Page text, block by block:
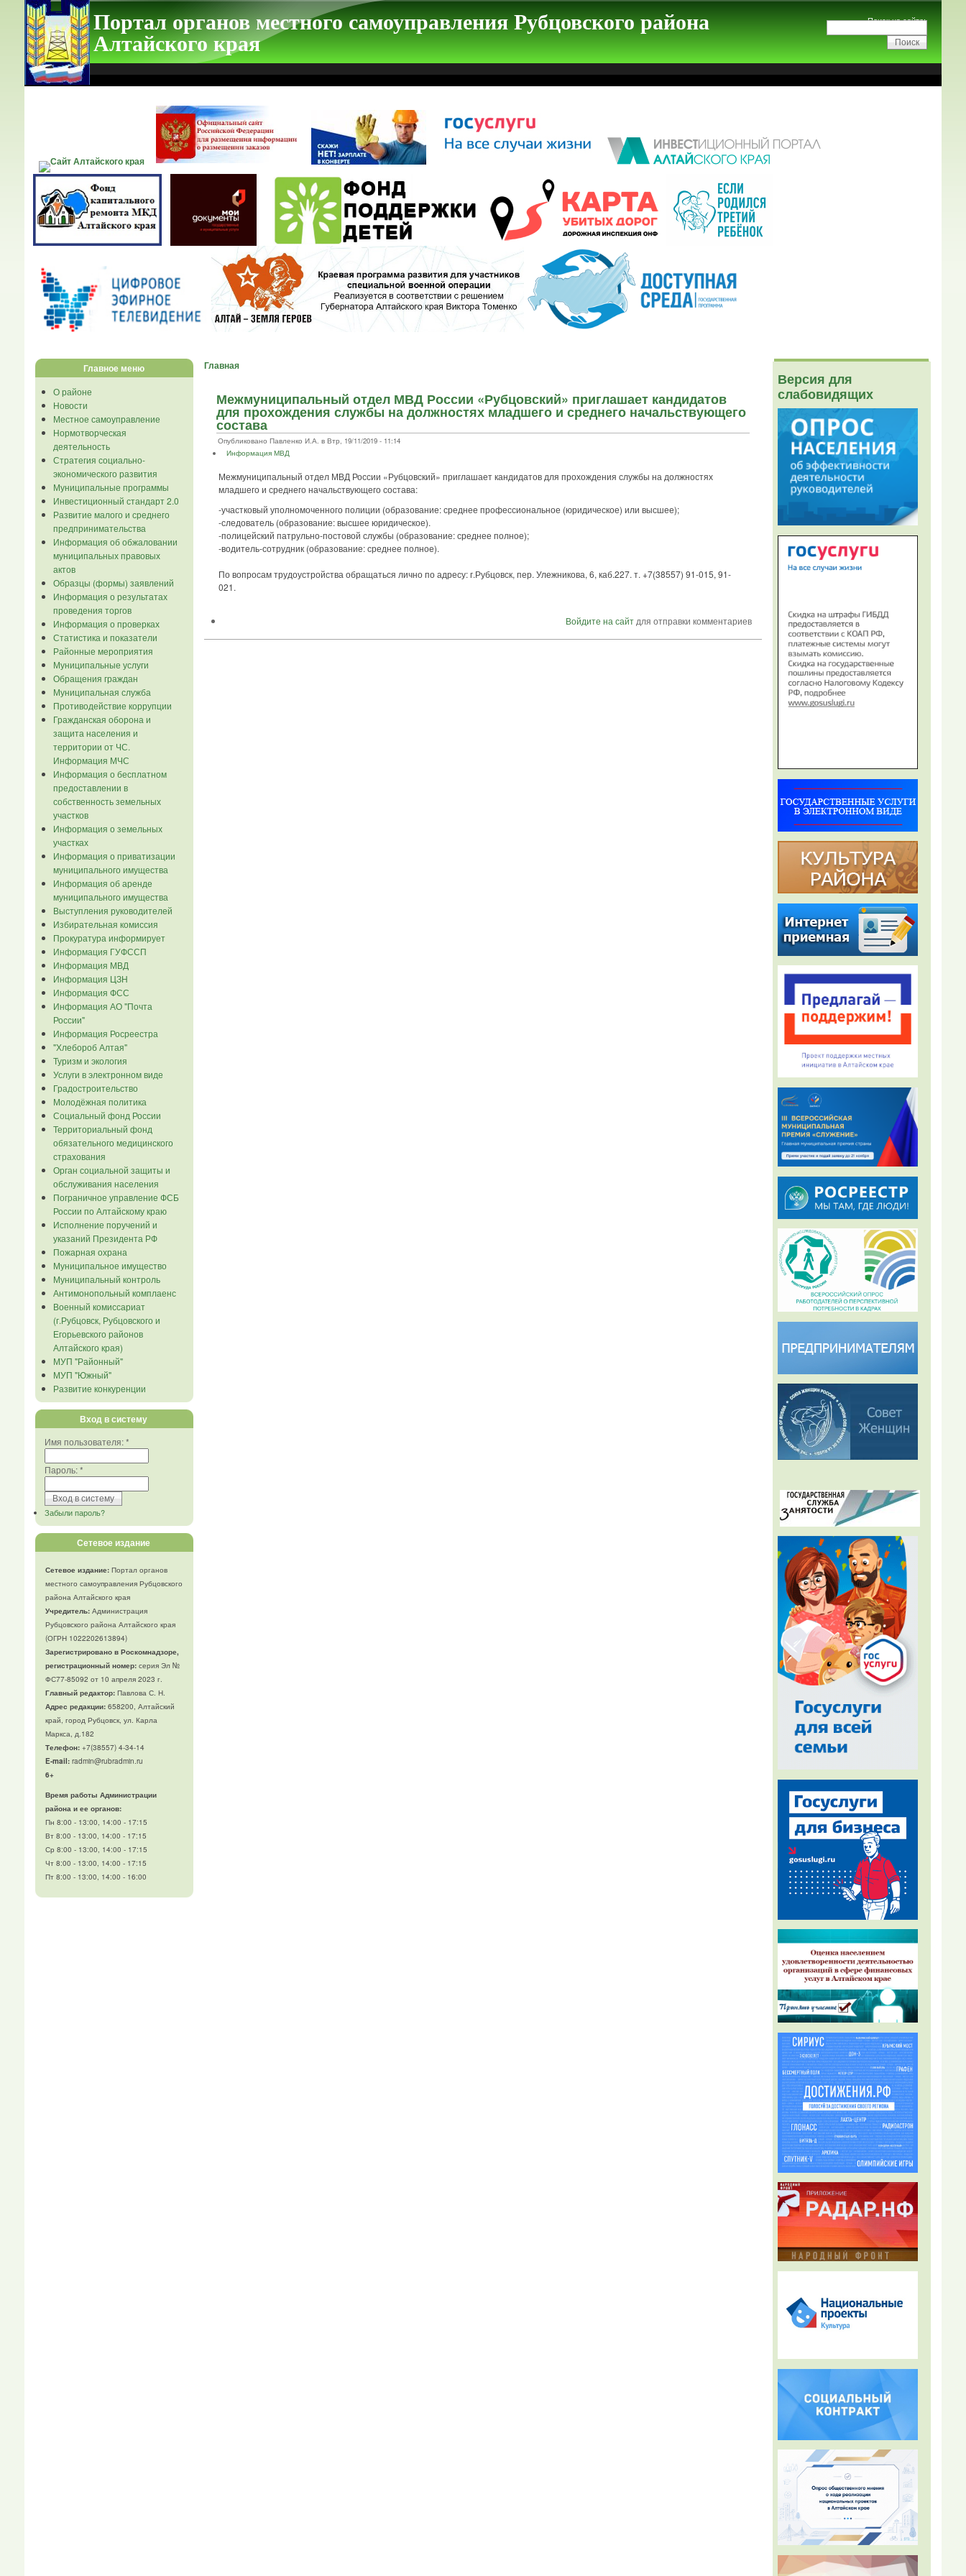
Портал органов местного самоуправления Рубцовского района
Алтайского края
Поиск на сайте:
Главное меню
О районе
Новости
Местное самоуправление
Нормотворческая
деятельность
Стратегия социально-
экономического развития
Муниципальные программы
Инвестиционный стандарт 2.0
Развитие малого и среднего
предпринимательства
Информация об обжаловании
муниципальных правовых
актов
Образцы (формы) заявлений
Информация о результатах
проведения торгов
Информация о проверках
Статистика и показатели
Районные мероприятия
Муниципальные услуги
Обращения граждан
Муниципальная служба
Противодействие коррупции
Гражданская оборона и
защита населения и
территории от ЧС.
Информация МЧС
Информация о бесплатном
предоставлении в
собственность земельных
участков
Информация о земельных
участках
Информация о приватизации
муниципального имущества
Информация об аренде
муниципального имущества
Выступления руководителей
Избирательная комиссия
Прокуратура информирует
Информация ГУФССП
Информация МВД
Информация ЦЗН
Информация ФСС
Информация АО "Почта
России"
Информация Росреестра
"Хлебороб Алтая"
Туризм и экология
Услуги в электронном виде
Градостроительство
Молодёжная политика
Социальный фонд России
Территориальный фонд
обязательного медицинского
страхования
Орган социальной защиты и
обслуживания населения
Пограничное управление ФСБ
России по Алтайскому краю
Исполнение поручений и
указаний Президента РФ
Пожарная охрана
Муниципальное имущество
Муниципальный контроль
Антимонопольный комплаенс
Военный комиссариат
(г.Рубцовск, Рубцовского и
Егорьевского районов
Алтайского края)
МУП "Районный"
МУП "Южный"
Развитие конкуренции
Вход в систему
Имя пользователя:*
Пароль:*
Забыли пароль?
Сетевое издание
Сетевое издание:Портал органов
местного самоуправления Рубцовского
района Алтайского края
Учредитель:Администрация
Рубцовского района Алтайского края
(ОГРН 1022202613894)
Зарегистрировано в Роскомнадзоре,
регистрационный номер:серия Эл №
ФС77-85092 от 10 апреля 2023 г.
Главный редактор:Павлова С. Н.
Адрес редакции:658200, Алтайский
край, город Рубцовск, ул. Карла
Маркса, д.182
Телефон:+7(38557) 4-34-14
E-mail:radmin@rubradmin.ru
6+
Время работы Администрации
района и ее органов:
Пн 8:00 - 13:00, 14:00 - 17:15
Вт 8:00 - 13:00, 14:00 - 17:15
Ср 8:00 - 13:00, 14:00 - 17:15
Чт 8:00 - 13:00, 14:00 - 17:15
Пт 8:00 - 13:00, 14:00 - 16:00
Главная
Межмуниципальный отдел МВД России «Рубцовский» приглашает кандидатов
для прохождения службы на должностях младшего и среднего начальствующего
состава
Опубликовано Павленко И.А. в Втр, 19/11/2019 - 11:14
Информация МВД
Межмуниципальный отдел МВД России «Рубцовский» приглашает кандидатов для прохождения службы на должностях
младшего и среднего начальствующего состава:
-участковый уполномоченного полиции (образование: среднее профессиональное (юридическое) или высшее);
-следователь (образование: высшее юридическое).
-полицейский патрульно-постовой службы (образование: среднее полное);
-водитель-сотрудник (образование: среднее полное).
По вопросам трудоустройства обращаться лично по адресу: г.Рубцовск, пер. Улежникова, 6, каб.227. т. +7(38557) 91-015, 91-
021.
Войдите на сайтдля отправки комментариев
Версия для
слабовидящих